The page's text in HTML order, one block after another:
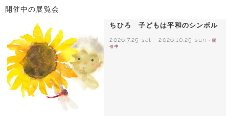
開催中の展覧会
ちひろ 子どもは平和のシンボル
2026.7.25 sat -2026.10.25 sun
- 開
催中